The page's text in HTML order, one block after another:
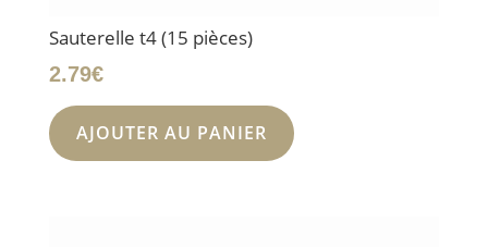
Sauterelle t4 (15 pièces)
2.79€
AJOUTER AU PANIER